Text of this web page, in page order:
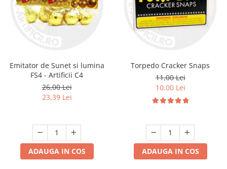
Emitator de Sunet si lumina
FS4 - Artificii C4
26,00 Lei
23,39 Lei
ADAUGA IN COS
Torpedo Cracker Snaps
11,00 Lei
10,00 Lei
ADAUGA IN COS